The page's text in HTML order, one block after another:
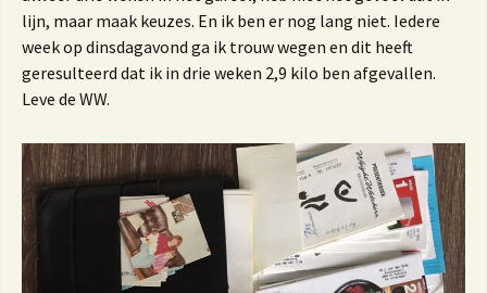
lijn, maar maak keuzes. En ik ben er nog lang niet. Iedere
week op dinsdagavond ga ik trouw wegen en dit heeft
geresulteerd dat ik in drie weken 2,9 kilo ben afgevallen.
Leve de WW.